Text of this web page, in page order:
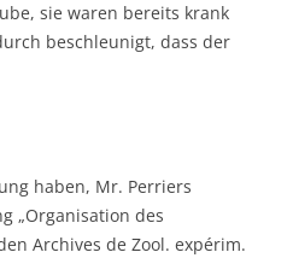
sie waren bereits krank
beschleunigt, dass der
haben, Mr. Perriers
„Organisation des
Archives de Zool. expérim.